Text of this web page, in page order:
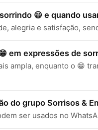
😃 e quando
alegria e satisfação,
em expressões de
ampla, enquanto o 😁
do grupo Sorrisos &
ser usados no